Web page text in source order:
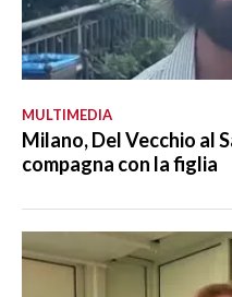
MULTIMEDIA
Milano, Del Vecchio al
compagna con la figlia